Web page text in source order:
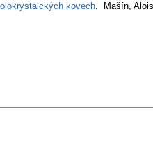
kovech. Mašín, Alois